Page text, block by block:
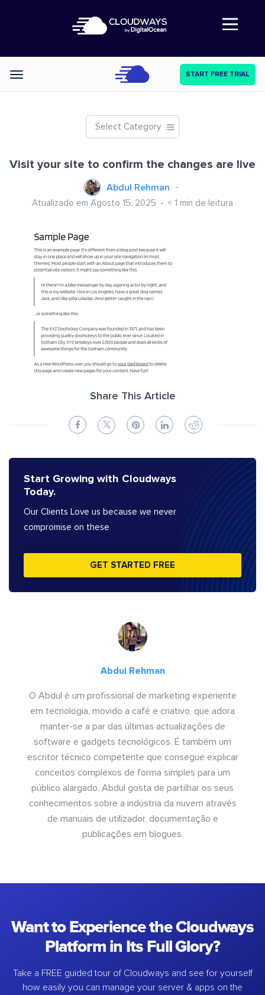
Abre a navegação
Categories START FREE TRIAL
Select Category
Visit your site to confirm the changes are live
Abdul Rehman
Atualizado em Agosto 15, 2025 < 1 min de leitura
Share This Article
Start Growing with Cloudways
Today.
Our Clients Love us because we never
compromise on these
GET STARTED FREE
Abdul Rehman
O Abdul é um profissional de marketing experiente
em tecnologia, movido a café e criativo, que adora
manter-se a par das últimas actualizações de
software e gadgets tecnológicos. É também um
escritor técnico competente que consegue explicar
conceitos complexos de forma simples para um
público alargado. Abdul gosta de partilhar os seus
conhecimentos sobre a indústria da nuvem através
de manuais de utilizador, documentação e
publicações em blogues.
Want to Experience the Cloudways
Platform in Its Full Glory?
Take a FREE guided tour of Cloudways and see for yourself
how easily you can manage your server & apps on the